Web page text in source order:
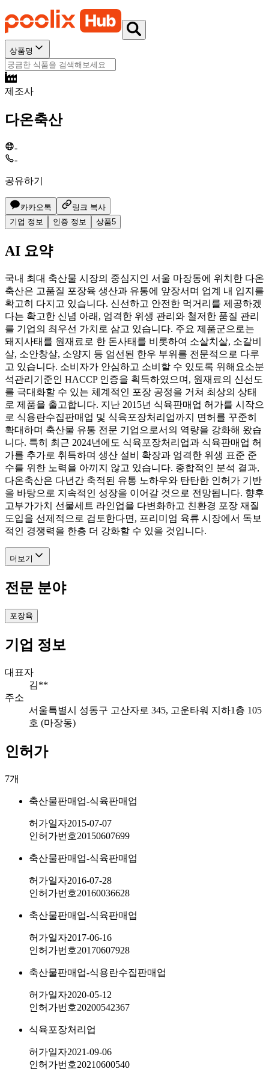
상품명
제조사
다온축산
-
-
공유하기
카카오톡
링크 복사
기업 정보
인증 정보 상품5
AI 요약
국내 최대 축산물 시장의 중심지인 서울 마장동에 위치한 다온
축산은 고품질 포장육 생산과 유통에 앞장서며 업계 내 입지를
확고히 다지고 있습니다. 신선하고 안전한 먹거리를 제공하겠
다는 확고한 신념 아래, 엄격한 위생 관리와 철저한 품질 관리
를 기업의 최우선 가치로 삼고 있습니다. 주요 제품군으로는
돼지사태를 원재료로 한 돈사태를 비롯하여 소살치살, 소갈비
살, 소안창살, 소양지 등 엄선된 한우 부위를 전문적으로 다루
고 있습니다. 소비자가 안심하고 소비할 수 있도록 위해요소분
석관리기준인 HACCP 인증을 획득하였으며, 원재료의 신선도
를 극대화할 수 있는 체계적인 포장 공정을 거쳐 최상의 상태
로 제품을 출고합니다. 지난 2015년 식육판매업 허가를 시작으
로 식용란수집판매업 및 식육포장처리업까지 면허를 꾸준히
확대하며 축산물 유통 전문 기업으로서의 역량을 강화해 왔습
니다. 특히 최근 2024년에도 식육포장처리업과 식육판매업 허
가를 추가로 취득하며 생산 설비 확장과 엄격한 위생 표준 준
수를 위한 노력을 아끼지 않고 있습니다. 종합적인 분석 결과,
다온축산은 다년간 축적된 유통 노하우와 탄탄한 인허가 기반
을 바탕으로 지속적인 성장을 이어갈 것으로 전망됩니다. 향후
고부가가치 선물세트 라인업을 다변화하고 친환경 포장 재질
도입을 선제적으로 검토한다면, 프리미엄 육류 시장에서 독보
적인 경쟁력을 한층 더 강화할 수 있을 것입니다.
더보기
전문 분야
포장육
기업 정보
대표자
김**
주소
서울특별시 성동구 고산자로 345, 고운타워 지하1층 105
호 (마장동)
인허가
7개
축산물판매업-식육판매업
허가일자2015-07-07
인허가번호20150607699
축산물판매업-식육판매업
허가일자2016-07-28
인허가번호20160036628
축산물판매업-식육판매업
허가일자2017-06-16
인허가번호20170607928
축산물판매업-식용란수집판매업
허가일자2020-05-12
인허가번호20200542367
식육포장처리업
허가일자2021-09-06
인허가번호20210600540